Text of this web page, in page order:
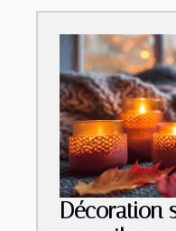
Décoration